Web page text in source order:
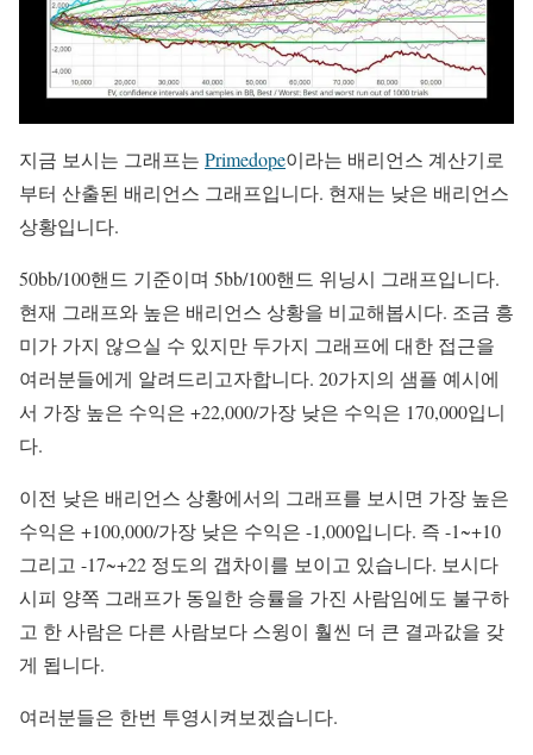
지금 보시는 그래프는 Primedope이라는 배리언스 계산기로
부터 산출된 배리언스 그래프입니다. 현재는 낮은 배리언스
상황입니다.
50bb/100핸드 기준이며 5bb/100핸드 위닝시 그래프입니다.
현재 그래프와 높은 배리언스 상황을 비교해봅시다. 조금 흥
미가 가지 않으실 수 있지만 두가지 그래프에 대한 접근을
여러분들에게 알려드리고자합니다. 20가지의 샘플 예시에
서 가장 높은 수익은 +22,000/가장 낮은 수익은 170,000입니
다.
이전 낮은 배리언스 상황에서의 그래프를 보시면 가장 높은
수익은 +100,000/가장 낮은 수익은 -1,000입니다. 즉 -1~+10
그리고 -17~+22 정도의 갭차이를 보이고 있습니다. 보시다
시피 양쪽 그래프가 동일한 승률을 가진 사람임에도 불구하
고 한 사람은 다른 사람보다 스윙이 훨씬 더 큰 결과값을 갖
게 됩니다.
여러분들은 한번 투영시켜보겠습니다.